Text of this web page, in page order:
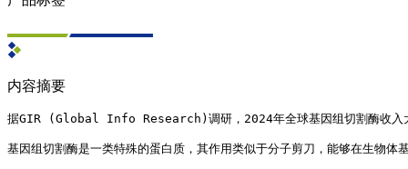
内容摘要
据GIR (Global Info Research)调研，2024年全球基因组切割酶收入大
基因组切割酶是一类特殊的蛋白质，其作用类似于分子剪刀，能够在生